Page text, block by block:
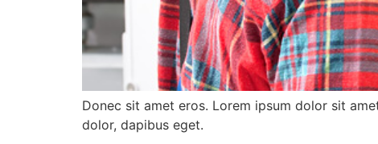
Donec sit amet eros. Lorem ipsum dolor sit
dolor, dapibus eget.